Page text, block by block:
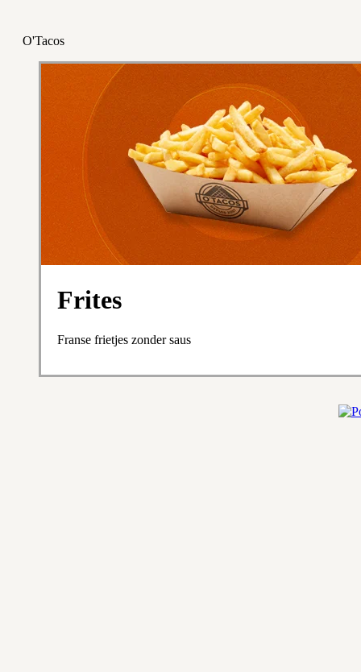
O'Tacos
Frites
Franse frietjes zonder saus